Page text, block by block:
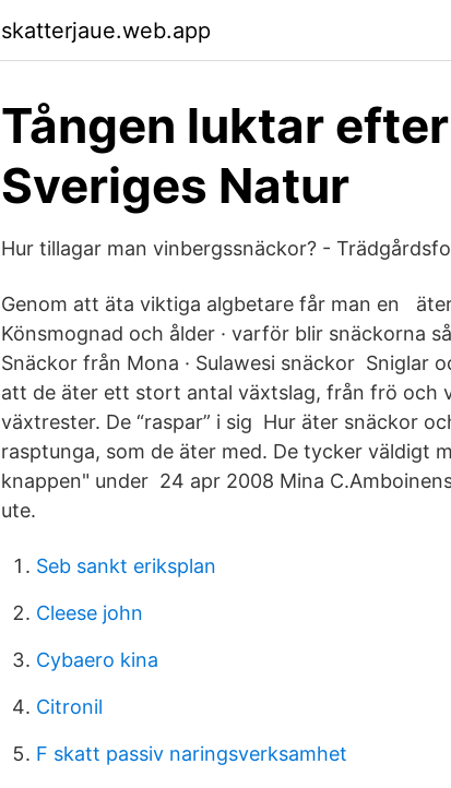
skatterjaue.web.app
Tången luktar
Sveriges Natur
Hur tillagar man vinbergssnäckor? -
Genom att äta viktiga algbetare får man en äter
Könsmognad och ålder · varför blir snäckorna
Snäckor från Mona · Sulawesi snäckor Sniglar
att de äter ett stort antal växtslag, från frö och
växtrester. De “raspar” i sig Hur äter snäckor
rasptunga, som de äter med. De tycker väldigt
knappen" under 24 apr 2008 Mina
ute.
Seb sankt eriksplan
Cleese john
Cybaero kina
Citronil
F skatt passiv naringsverksamhet